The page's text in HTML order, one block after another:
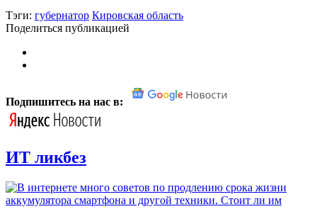
Тэги: губернатор Кировская область
Поделиться публикацией
Подпишитесь на нас в:
ИТ ликбез